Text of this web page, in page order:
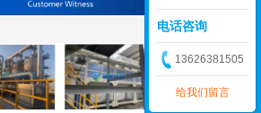
电话咨询
13626381505
给我们留言